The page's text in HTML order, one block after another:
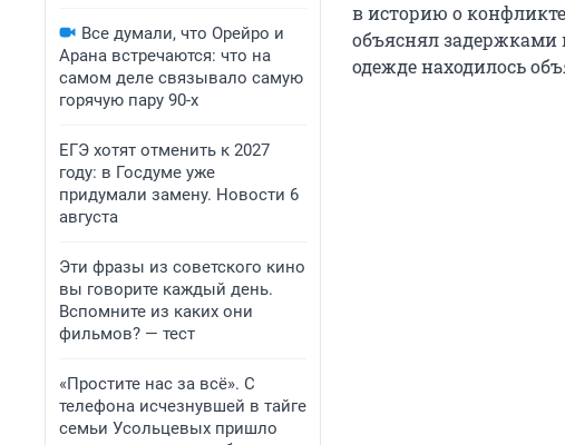
Все думали, что Орейро и
Арана встречаются: что на
самом деле связывало самую
горячую пару 90-х
ЕГЭ хотят отменить к 2027
году: в Госдуме уже
придумали замену. Новости 6
августа
Эти фразы из советского кино
вы говорите каждый день.
Вспомните из каких они
фильмов? — тест
«Простите нас за всё». С
телефона исчезнувшей в тайге
семьи Усольцевых пришло
в историю о
объяснял задержками
одежде находилось